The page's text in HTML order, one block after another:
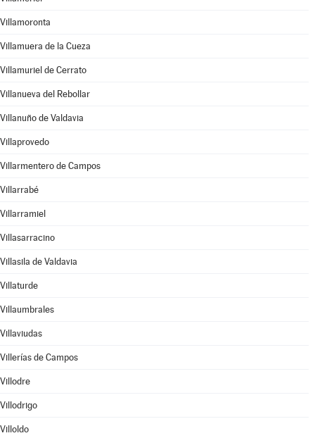
Villamoronta
Villamuera de la Cueza
Villamuriel de Cerrato
Villanueva del Rebollar
Villanuño de Valdavia
Villaprovedo
Villarmentero de Campos
Villarrabé
Villarramiel
Villasarracino
Villasila de Valdavia
Villaturde
Villaumbrales
Villaviudas
Villerías de Campos
Villodre
Villodrigo
Villoldo